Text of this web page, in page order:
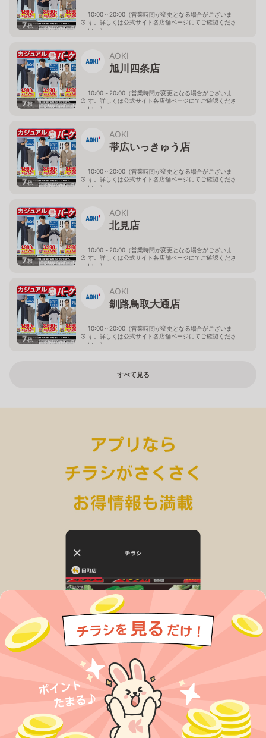
7枚
10:00～20:00（営業時間が変更となる場合がございま
す。詳しくは公式サイト各店舗ページにてご確認くださ
い。）
7枚
AOKI
旭川四条店
10:00～20:00（営業時間が変更となる場合がございま
す。詳しくは公式サイト各店舗ページにてご確認くださ
い。）
7枚
AOKI
帯広いっきゅう店
10:00～20:00（営業時間が変更となる場合がございま
す。詳しくは公式サイト各店舗ページにてご確認くださ
い。）
7枚
AOKI
北見店
10:00～20:00（営業時間が変更となる場合がございま
す。詳しくは公式サイト各店舗ページにてご確認くださ
い。）
7枚
AOKI
釧路鳥取大通店
10:00～20:00（営業時間が変更となる場合がございま
す。詳しくは公式サイト各店舗ページにてご確認くださ
い。）
すべて見る